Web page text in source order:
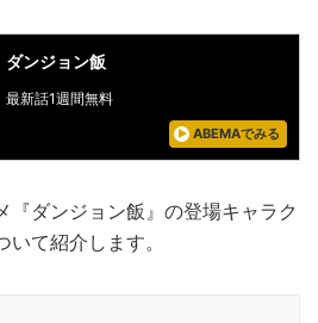
ダンジョン飯
最新話1週間無料
ABEMAでみる
ダンジョン飯』の登場キャラク
て紹介します。